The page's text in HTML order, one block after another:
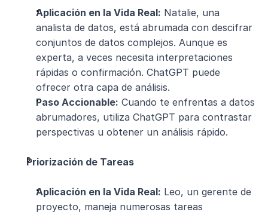
Aplicación en la Vida Real: Natalie, una
analista de datos, está abrumada con descifrar
conjuntos de datos complejos. Aunque es
experta, a veces necesita interpretaciones
rápidas o confirmación. ChatGPT puede
ofrecer otra capa de análisis.
Paso Accionable: Cuando te enfrentas a datos
abrumadores, utiliza ChatGPT para contrastar
perspectivas u obtener un análisis rápido.
Priorización de Tareas
Aplicación en la Vida Real: Leo, un gerente de
proyecto, maneja numerosas tareas